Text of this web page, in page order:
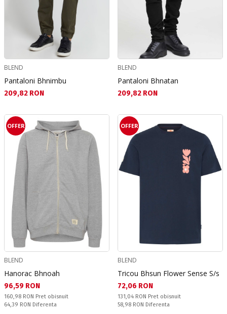
BLEND
Pantaloni Bhnimbu
Текуща цена:
209,82 RON
BLEND
Pantaloni Bhnatan
Текуща цена:
209,82 RON
OFFER
BLEND
Hanorac Bhnoah
Текуща цена:
96,59 RON
Pret obisnuit:
160,98 RON Pret obisnuit
Спестявате:
64,39 RON Diferenta
OFFER
BLEND
Tricou Bhsun Flower Sense S/s
Текуща цена:
72,06 RON
Pret obisnuit:
131,04 RON Pret obisnuit
Спестявате:
58,98 RON Diferenta